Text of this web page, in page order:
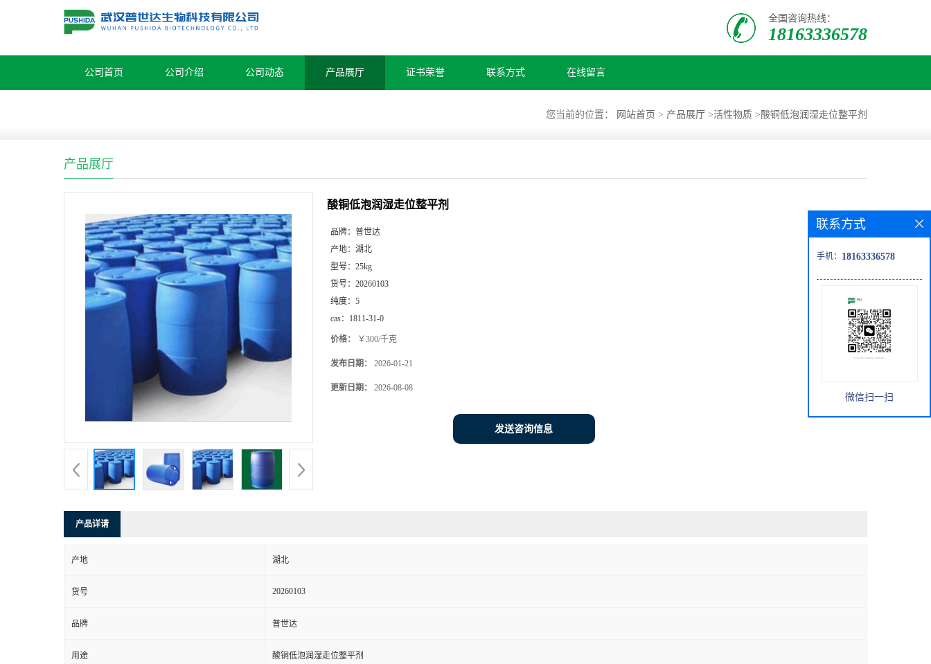
全国咨询热线：
18163336578
公司首页 公司介绍 公司动态 产品展厅 证书荣誉 联系方式 在线留言
您当前的位置： 网站首页 > 产品展厅 >活性物质 >酸铜低泡润湿走位整平剂
产品展厅
酸铜低泡润湿走位整平剂
品牌： 普世达
产地： 湖北
型号： 25kg
货号： 20260103
纯度： 5
cas： 1811-31-0
价格： ￥300/千克
发布日期： 2026-01-21
更新日期： 2026-08-08
发送咨询信息
产品详请
产地 湖北
货号 20260103
品牌 普世达
用途 酸铜低泡润湿走位整平剂
联系方式
手机： 18163336578
微信扫一扫